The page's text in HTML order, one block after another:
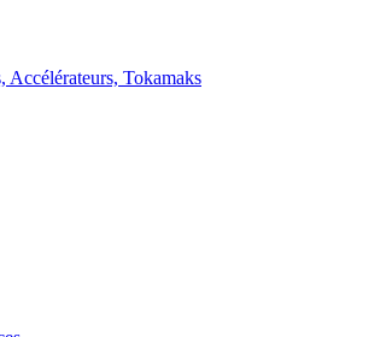
Tokamaks